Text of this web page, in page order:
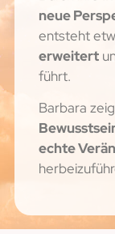
neue
entsteht
erweitert
führt.
Barbara
echte